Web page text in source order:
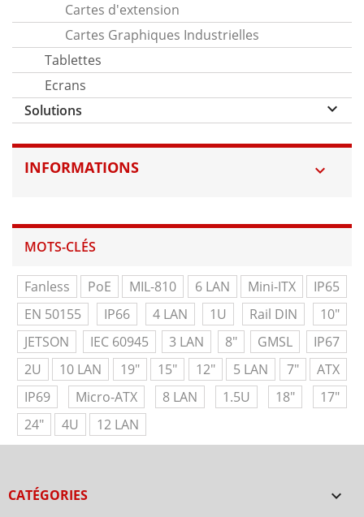
Cartes d'extension
Cartes Graphiques Industrielles
Tablettes
Ecrans
Solutions
keyboard_arrow_down
INFORMATIONS 
MOTS-CLÉS
Fanless PoE MIL-810 6 LAN Mini-ITX
IP65
EN 50155
IP66 4 LAN 1U Rail DIN
10"
JETSON
IEC 60945 3 LAN 8" GMSL
IP67
2U
10 LAN 19" 15" 12" 5 LAN 7"
ATX
IP69
Micro-ATX 8 LAN 1.5U 18"
17"
24"
4U 12 LAN
CATÉGORIES 